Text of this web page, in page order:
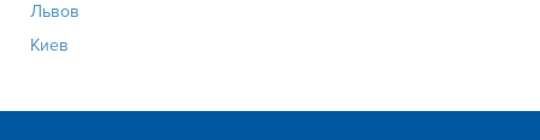
Львов
Киев